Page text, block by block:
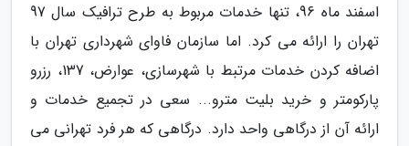
اسفند ماه 96، تنها خدمات مربوط به طرح ترافیک سال 97
تهران را ارائه می کرد. اما سازمان فاوای شهرداری تهران با
اضافه کردن خدمات مرتبط با شهرسازی، عوارض، 137، رزرو
پارکومتر و خرید بلیت مترو... سعی در تجمیع خدمات و
ارائه آن از درگاهی واحد دارد. درگاهی که هر فرد تهرانی می